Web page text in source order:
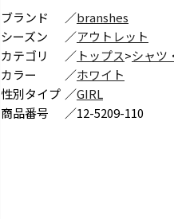
ブランド ／branshes
シーズン
／アウトレット
カテゴリ
／ トップス>シャツ
カラー
／ホワイト
性別タイプ ／GIRL
商品番号
／12-5209-110